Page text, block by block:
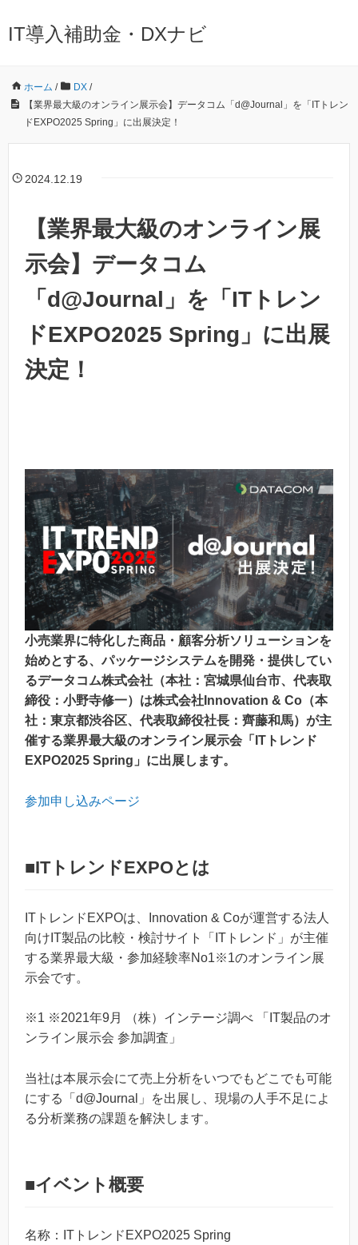
IT導入補助金・DXナビ
ホーム / DX /
【業界最大級のオンライン展示会】データコム「d@Journal」を「ITトレン
ドEXPO2025 Spring」に出展決定！
2024.12.19
【業界最大級のオンライン展
示会】データコム
「d@Journal」を「ITトレン
ドEXPO2025 Spring」に出展
決定！
小売業界に特化した商品・顧客分析ソリューションを
始めとする、パッケージシステムを開発・提供してい
るデータコム株式会社（本社：宮城県仙台市、代表取
締役：小野寺修一）は株式会社Innovation & Co（本
社：東京都渋谷区、代表取締役社長：齊藤和馬）が主
催する業界最大級のオンライン展示会「ITトレンド
EXPO2025 Spring」に出展します。
参加申し込みページ
■ITトレンドEXPOとは
ITトレンドEXPOは、Innovation & Coが運営する法人
向けIT製品の比較・検討サイト「ITトレンド」が主催
する業界最大級・参加経験率No1※1のオンライン展
示会です。
※1 ※2021年9月 （株）インテージ調べ 「IT製品のオ
ンライン展示会 参加調査」
当社は本展示会にて売上分析をいつでもどこでも可能
にする「d@Journal」を出展し、現場の人手不足によ
る分析業務の課題を解決します。
■イベント概要
名称：ITトレンドEXPO2025 Spring